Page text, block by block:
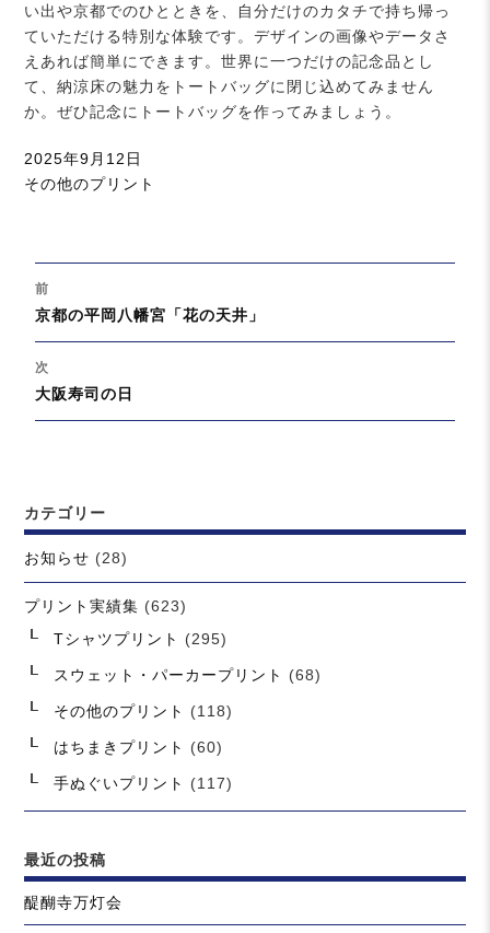
い出や京都でのひとときを、自分だけのカタチで持ち帰っ
ていただける特別な体験です。デザインの画像やデータさ
えあれば簡単にできます。世界に一つだけの記念品とし
て、納涼床の魅力をトートバッグに閉じ込めてみません
か。ぜひ記念にトートバッグを作ってみましょう。
投
稿
2025年9月12日
カ
ー
その他のプリント
稿
ナ
ゲ
ー
シ
前
過
去
の
投
稿:
京都の平岡八幡宮「花の天井」
次
次
の
大阪寿司の日
カテゴリー
お知らせ (28)
プリント実績集 (623)
Tシャツプリント
(295)
スウェット・パーカープリント (68)
その他のプリント (118)
はちまきプリント (60)
手ぬぐいプリント (117)
最近の投稿
醍醐寺万灯会